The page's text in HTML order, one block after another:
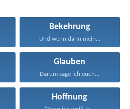
Bekehrung
Und wenn dann mein...
Glauben
Darum sage ich euch...
Hoffnung